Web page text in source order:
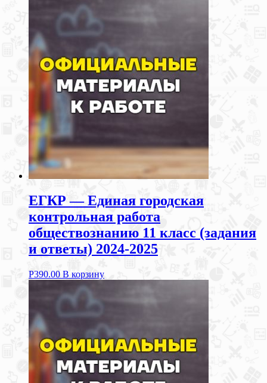
ЕГКР — Единая городская
контрольная работа
обществознанию 11 класс (задания
и ответы) 2024-2025
Р390.00 В корзину